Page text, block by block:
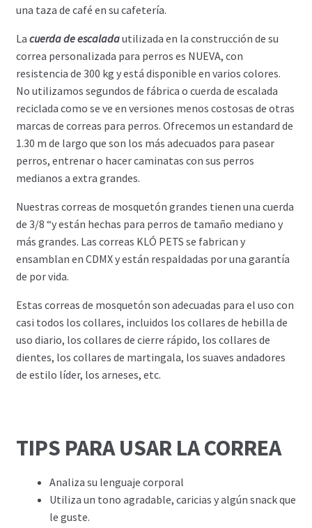
una taza de café en su cafetería.
La cuerda de escaladautilizada en la construcción de su
correa personalizada para perros es NUEVA, con
resistencia de 300 kg y está disponible en varios colores.
No utilizamos segundos de fábrica o cuerda de escalada
reciclada como se ve en versiones menos costosas de otras
marcas de correas para perros. Ofrecemos un estandard de
1.30 m de largo que son los más adecuados para pasear
perros, entrenar o hacer caminatas con sus perros
medianos a extra grandes.
Nuestras correas de mosquetón grandes tienen una cuerda
de 3/8 “y están hechas para perros de tamaño mediano y
más grandes. Las correas KLÓ PETS se fabrican y
ensamblan en CDMX y están respaldadas por una garantía
de por vida.
Estas correas de mosquetón son adecuadas para el uso con
casi todos los collares, incluidos los collares de hebilla de
uso diario, los collares de cierre rápido, los collares de
dientes, los collares de martingala, los suaves andadores
de estilo líder, los arneses, etc.
TIPS PARA USAR LA CORREA
Analiza su lenguaje corporal
Utiliza un tono agradable, caricias y algún snack que
le guste.